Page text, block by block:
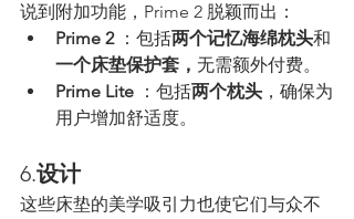
说到附加功能，Prime 2 脱颖而出：
Prime 2 ：包括两个记忆海绵枕头和
一个床垫保护套， 无需额外付费。
Prime Lite ：包括两个枕头 ，确保为
用户增加舒适度。
6.设计
这些床垫的美学吸引力也使它们与众不